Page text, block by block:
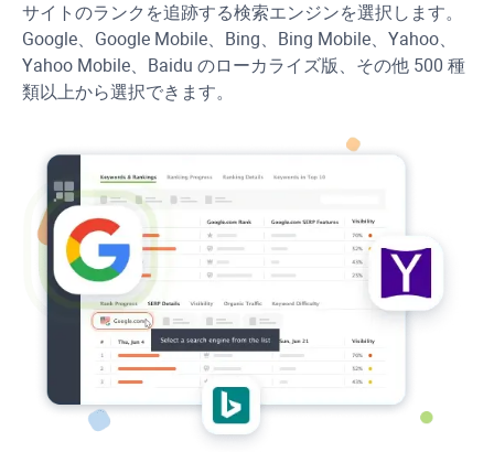
サイトのランクを追跡する検索エンジンを選択します。
Google、Google Mobile、Bing、Bing Mobile、Yahoo、
Yahoo Mobile、Baidu のローカライズ版、その他 500 種
類以上から選択できます。